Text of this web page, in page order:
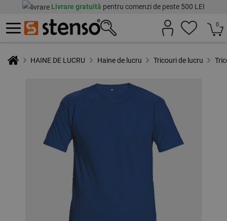
Livrare gratuită pentru comenzi de peste 500 LEI
0
HAINE DE LUCRU Haine de lucru Tricouri de lucru